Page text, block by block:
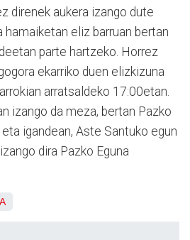
direnek aukera izango dute
eliz barruan bertan
parte hartzeko. Horrez
ekarriko duen elizkizuna
arra­tsaldeko 17:00etan.
izango da meza, bertan Paz­ko
igandean, Aste Santuko egun
dira Pazko Eguna